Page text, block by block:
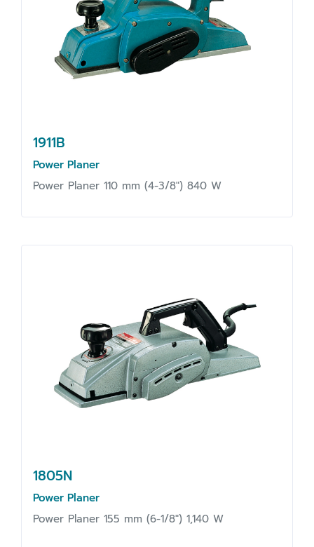
1911B
Power Planer
Power Planer 110 mm (4-3/8") 840 W
1805N
Power Planer
Power Planer 155 mm (6-1/8") 1,140 W